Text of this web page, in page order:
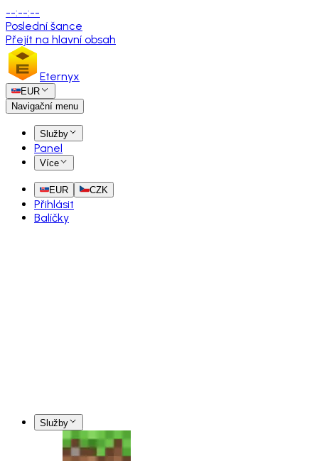
--:--:--
Poslední šance
Přejít na hlavní obsah
Eternyx
EUR
Navigační menu
Služby
Panel
Více
EUR CZK
Přihlásit
Balíčky
Služby